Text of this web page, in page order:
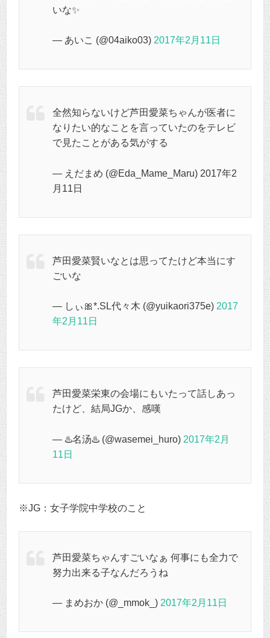
いな✨
— あいこ (@04aiko03) 2017年2月11日
全然知らないけど芦田愛菜ちゃんが医者に
なりたい的なことを言っていたのをテレビ
で見たことがある気がする
— えだまめ (@Eda_Mame_Maru) 2017年2
月11日
芦田愛菜賢いなとは思ってたけど本当にす
ごいな
— しぃ🎀*.SL代々木 (@yuikaori375e) 2017
年2月11日
芦田愛菜栄東の会場にもいたって話しあっ
たけど、結局JGか、感嘆
— ♨️名汤♨️ (@wasemei_huro) 2017年2月
11日
※JG：女子学院中学校のこと
芦田愛菜ちゃんすごいなぁ 何事にも全力で
努力出来る子なんだろうね
— まめおか (@_mmok_) 2017年2月11日